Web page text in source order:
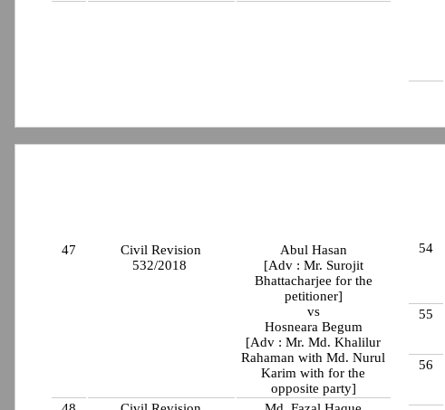
47
Civil Revision
532/2018
Abul Hasan
[Adv : Mr. Surojit
Bhattacharjee for the
petitioner]
vs
Hosneara Begum
[Adv : Mr. Md. Khalilur
Rahaman with Md. Nurul
Karim with for the
opposite party]
54
55
56